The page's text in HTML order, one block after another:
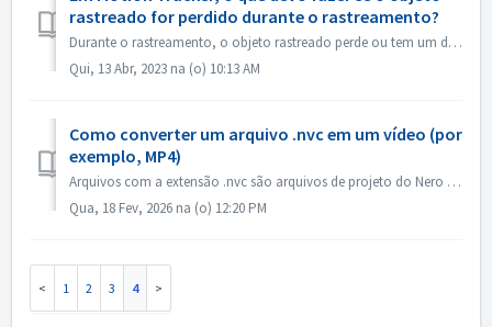
rastreado for perdido durante o rastreamento?
Durante o rastreamento, o objeto rastreado perde ou tem um deslocamento, você pode "parar o rastreamento" imediatamente, clicar em "Zoom in&q...
Qui, 13 Abr, 2023 na (o) 10:13 AM
Como converter um arquivo .nvc em um vídeo (por
exemplo, MP4)
Arquivos com a extensão .nvc são arquivos de projeto do Nero Video, NÃO vídeos finalizados. Eles contêm instruções de edição e links para sua mídia de orige...
Qua, 18 Fev, 2026 na (o) 12:20 PM
1 2 3 4